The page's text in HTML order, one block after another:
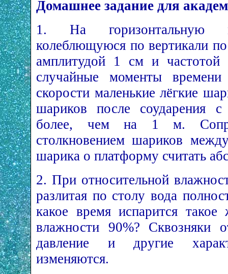
Домашнее задание для
1. На горизонтальную
колеблющуюся по вертикали
амплитудой 1 см и
случайные моменты
скорости маленькие лёгкие
шариков после соударения
более, чем на 1 м.
столкновением шариков
шарика о платформу считать
2. При относительной
разлитая по столу вода
какое время испарится
влажности 90%? Сквозняки
давление и другие
изменяются.